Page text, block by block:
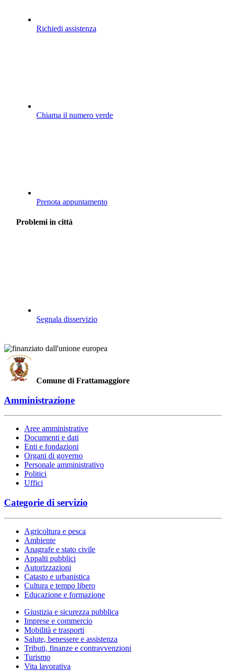
Richiedi assistenza
Chiama il numero verde
Prenota appuntamento
Problemi in città
Segnala disservizio
Comune di Frattamaggiore
Amministrazione
Aree amministrative
Documenti e dati
Enti e fondazioni
Organi di governo
Personale amministrativo
Politici
Uffici
Categorie di servizio
Agricoltura e pesca
Ambiente
Anagrafe e stato civile
Appalti pubblici
Autorizzazioni
Catasto e urbanistica
Cultura e tempo libero
Educazione e formazione
Giustizia e sicurezza pubblica
Imprese e commercio
Mobilità e trasporti
Salute, benessere e assistenza
Tributi, finanze e contravvenzioni
Turismo
Vita lavorativa